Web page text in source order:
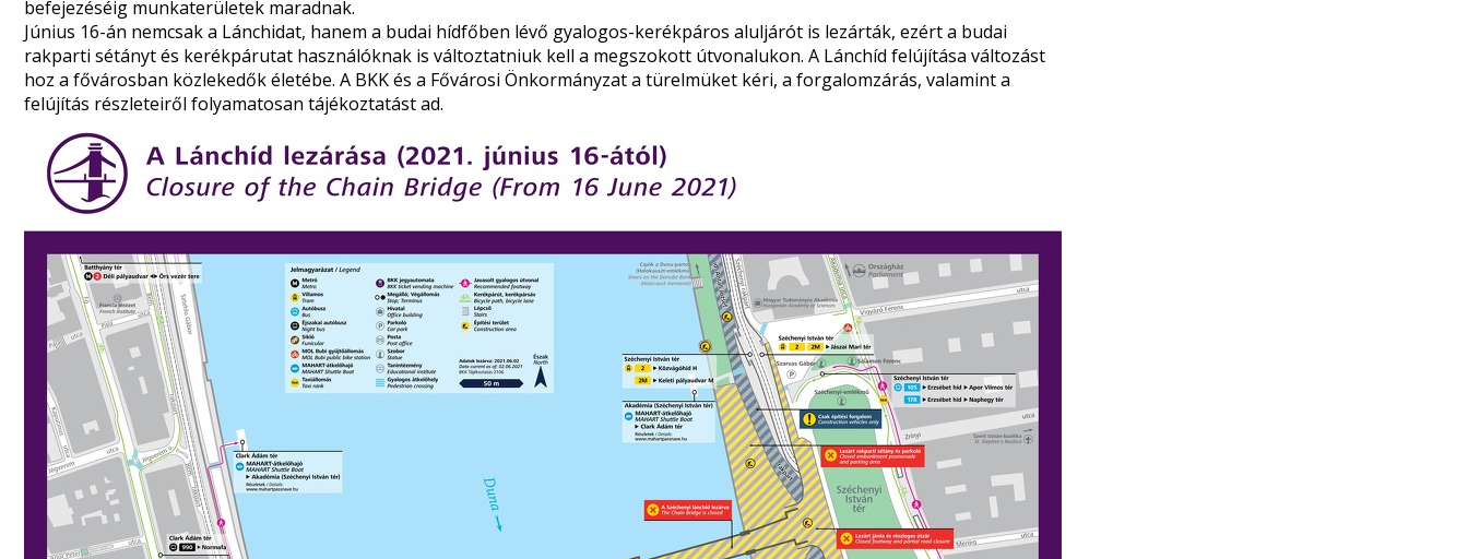
befejezéséig munkaterületek maradnak.
Június 16-án nemcsak a Lánchidat, hanem a budai hídfőben lévő gyalogos-kerékpáros aluljárót is lezárták, ezért a budai
rakparti sétányt és kerékpárutat használóknak is változtatniuk kell a megszokott útvonalukon. A Lánchíd felújítása változást
hoz a fővárosban közlekedők életébe. A BKK és a Fővárosi Önkormányzat a türelmüket kéri, a forgalomzárás, valamint a
felújítás részleteiről folyamatosan tájékoztatást ad.